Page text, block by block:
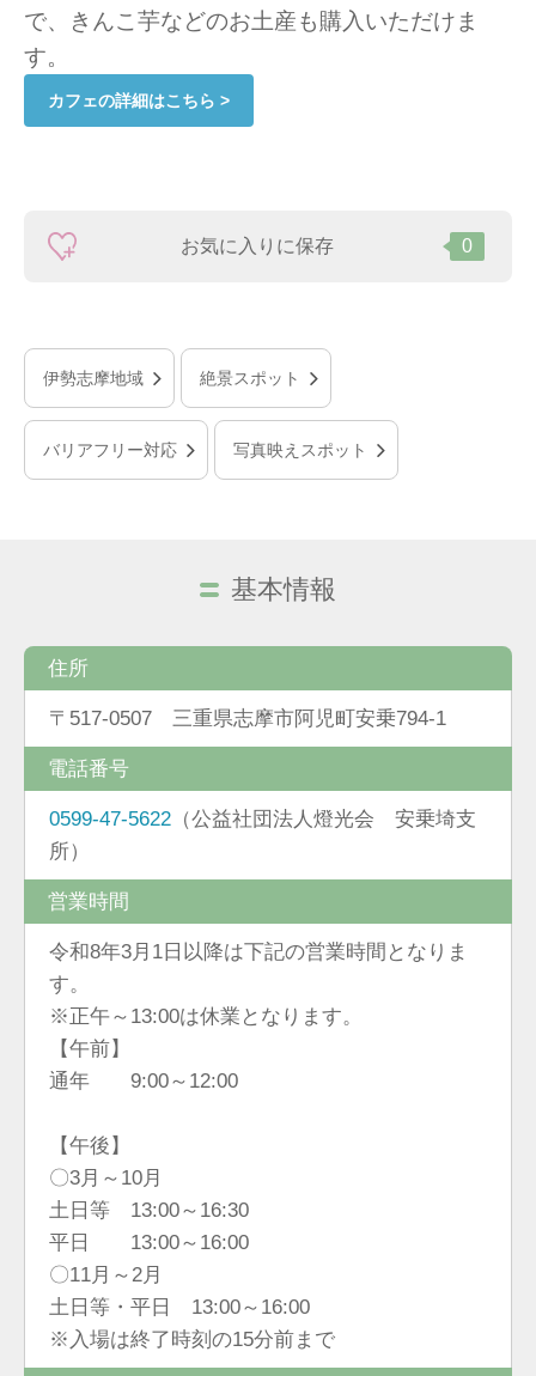
で、きんこ芋などのお土産も購入いただけま
す。
カフェの詳細はこちら >
お気に入りに保存 0
伊勢志摩地域 絶景スポット
バリアフリー対応 写真映えスポット
基本情報
住所
〒517-0507 三重県志摩市阿児町安乗794-1
電話番号
0599-47-5622 （公益社団法人燈光会 安乗埼支
所）
営業時間
令和8年3月1日以降は下記の営業時間となりま
す。
※正午～13:00は休業となります。
【午前】
通年 9:00～12:00
【午後】
〇3月～10月
土日等 13:00～16:30
平日 13:00～16:00
〇11月～2月
土日等・平日 13:00～16:00
※入場は終了時刻の15分前まで